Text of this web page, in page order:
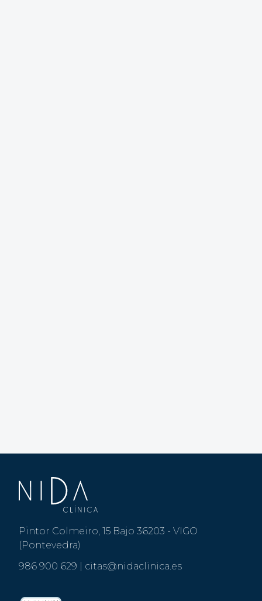
Pintor Colmeiro, 15 Bajo 36203 - VIGO
(Pontevedra)
986 900 629
citas@nidaclinica.es